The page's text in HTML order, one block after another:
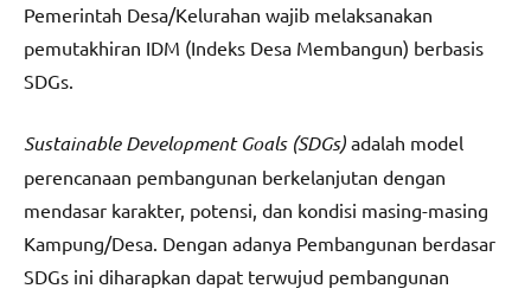
Pemerintah Desa/Kelurahan wajib melaksanakan
pemutakhiran IDM (Indeks Desa Membangun) berbasis
SDGs.
Sustainable Development Goals (SDGs) adalah model
perencanaan pembangunan berkelanjutan dengan
mendasar karakter, potensi, dan kondisi masing-masing
Kampung/Desa. Dengan adanya Pembangunan berdasar
SDGs ini diharapkan dapat terwujud pembangunan